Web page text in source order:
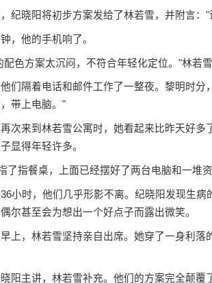
纪晓阳将初步方案发给了林若雪，并附言：
，他的手机响了。
配色方案太沉闷，不符合年轻化定位。"林若
们隔着电话和邮件工作了一整夜。黎明时
带上电脑。"
次来到林若雪公寓时，她看起来比昨天好
显得年轻许多。
了指餐桌，上面已经摆好了两台电脑和一堆
小时，他们几乎形影不离。纪晓阳发现生
尔甚至会为想出一个好点子而露出微笑。
上，林若雪坚持亲自出席。她穿了一身利
阳主讲，林若雪补充。他们的方案完全颠